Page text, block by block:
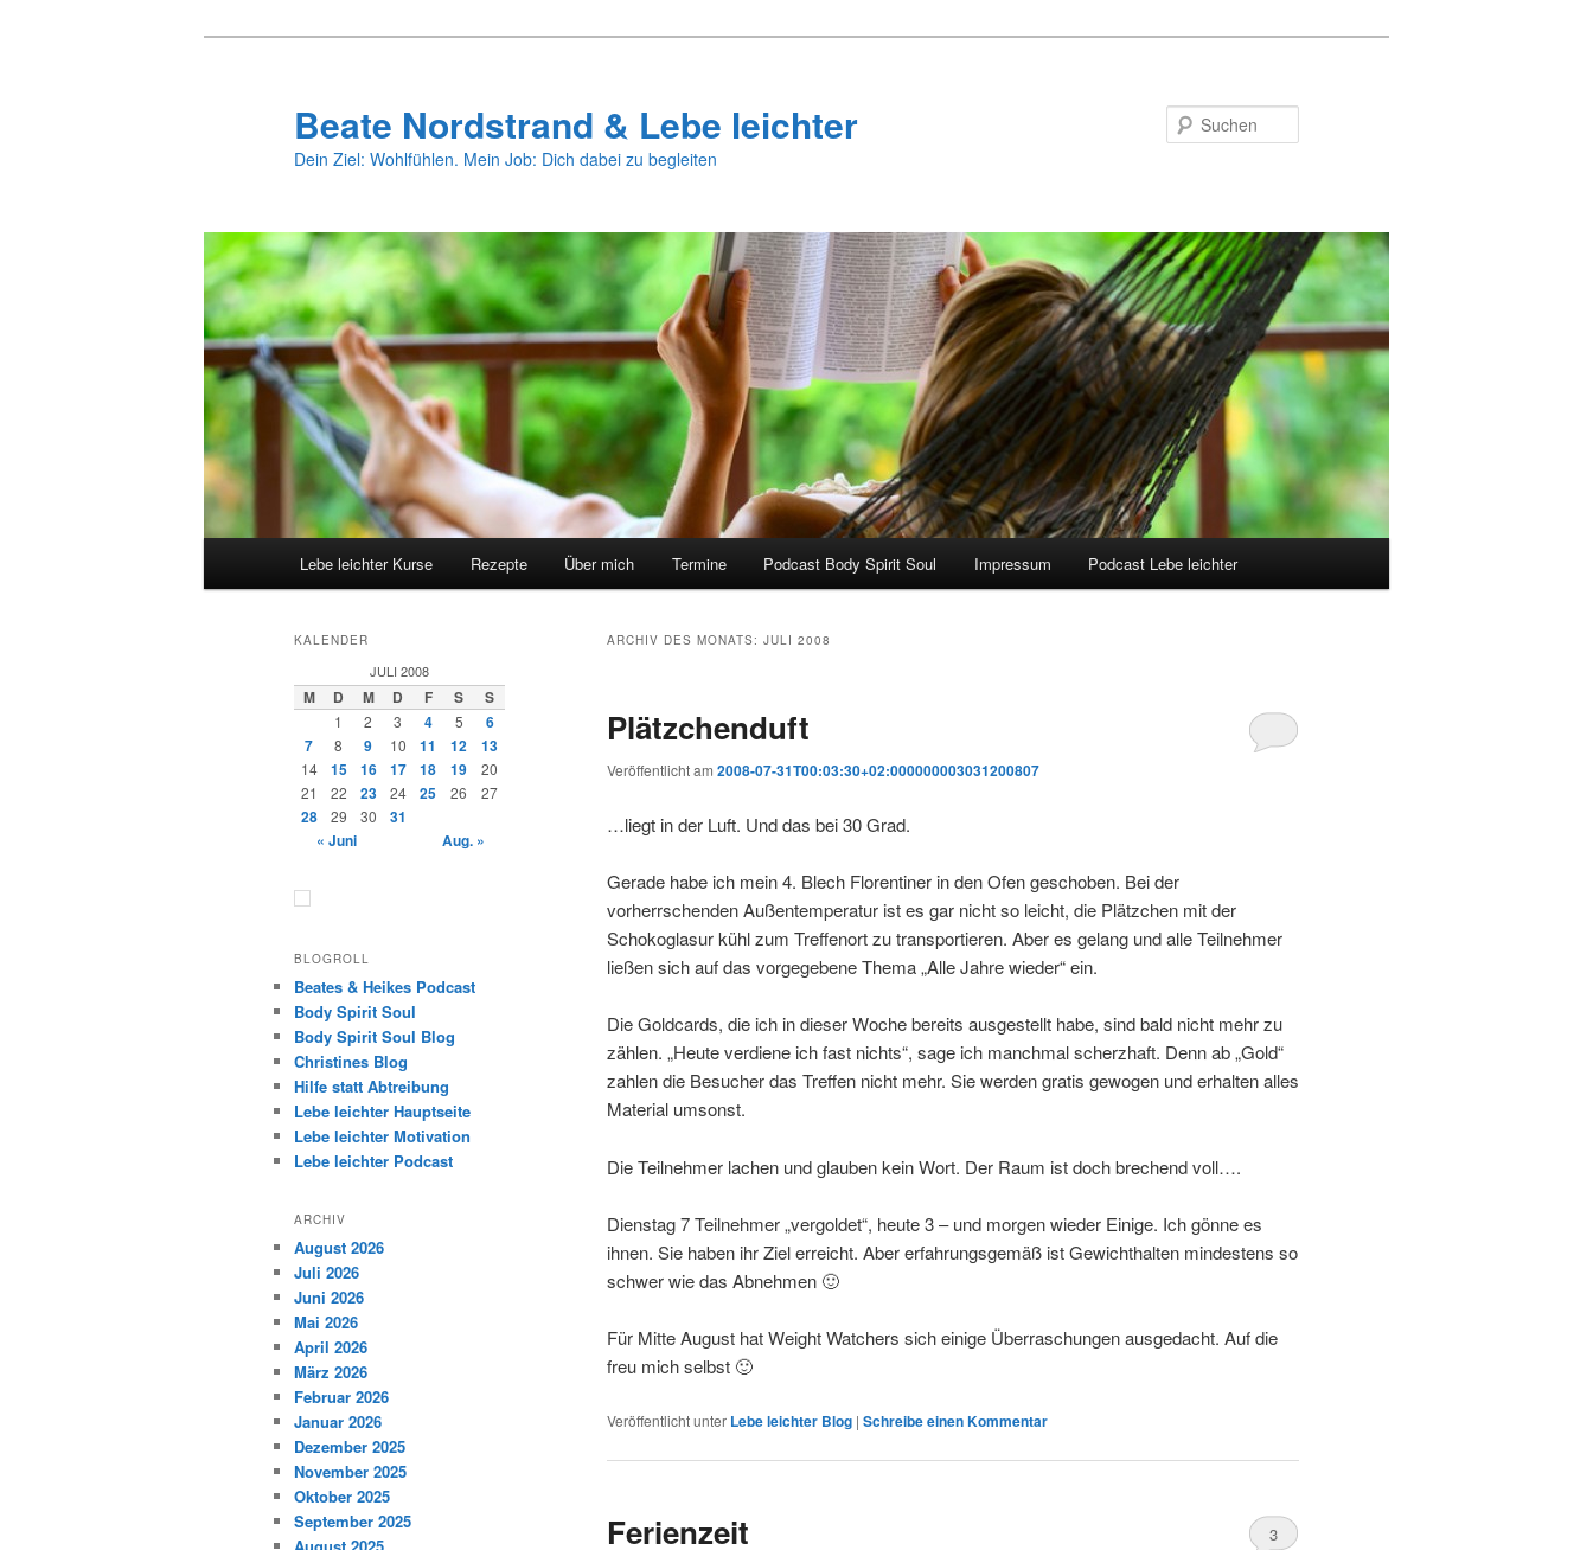
Beate Nordstrand & Lebe leichter
Dein Ziel: Wohlfühlen. Mein Job: Dich dabei zu begleiten
Lebe leichter Kurse Rezepte Über mich Termine Podcast Body Spirit Soul Impressum Podcast Lebe leichter
ARCHIV DES MONATS: JULI 2008
Plätzchenduft
Veröffentlicht am 2008-07-31T00:03:30+02:000000003031200807
…liegt in der Luft. Und das bei 30 Grad.
Gerade habe ich mein 4. Blech Florentiner in den Ofen geschoben. Bei der
vorherrschenden Außentemperatur ist es gar nicht so leicht, die Plätzchen mit der
Schokoglasur kühl zum Treffenort zu transportieren. Aber es gelang und alle Teilnehmer
ließen sich auf das vorgegebene Thema „Alle Jahre wieder“ ein.
Die Goldcards, die ich in dieser Woche bereits ausgestellt habe, sind bald nicht mehr zu
zählen. „Heute verdiene ich fast nichts“, sage ich manchmal scherzhaft. Denn ab „Gold“
zahlen die Besucher das Treffen nicht mehr. Sie werden gratis gewogen und erhalten alles
Material umsonst.
Die Teilnehmer lachen und glauben kein Wort. Der Raum ist doch brechend voll….
Dienstag 7 Teilnehmer „vergoldet“, heute 3 – und morgen wieder Einige. Ich gönne es
ihnen. Sie haben ihr Ziel erreicht. Aber erfahrungsgemäß ist Gewichthalten mindestens so
schwer wie das Abnehmen 🙂
Für Mitte August hat Weight Watchers sich einige Überraschungen ausgedacht. Auf die
freu mich selbst 🙂
Veröffentlicht unter Lebe leichter Blog | Schreibe einen Kommentar
Ferienzeit 3
KALENDER
JULI 2008
M D M D F S S
1 2 3 4 5
6
7
8 9 10 11 12 13
14 15 16 17 18 19
20
21
22 23 24 25 26 27
28 29 30
31
« Juni
Aug. »
BLOGROLL
Beates & Heikes Podcast
Body Spirit Soul
Body Spirit Soul Blog
Christines Blog
Hilfe statt Abtreibung
Lebe leichter Hauptseite
Lebe leichter Motivation
Lebe leichter Podcast
ARCHIV
August 2026
Juli 2026
Juni 2026
Mai 2026
April 2026
März 2026
Februar 2026
Januar 2026
Dezember 2025
November 2025
Oktober 2025
September 2025